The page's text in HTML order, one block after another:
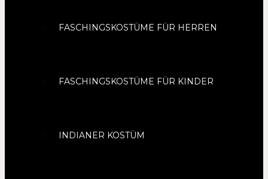
FASCHINGSKOSTÜME FÜR HERREN
FASCHINGSKOSTÜME FÜR KINDER
INDIANER KOSTÜM